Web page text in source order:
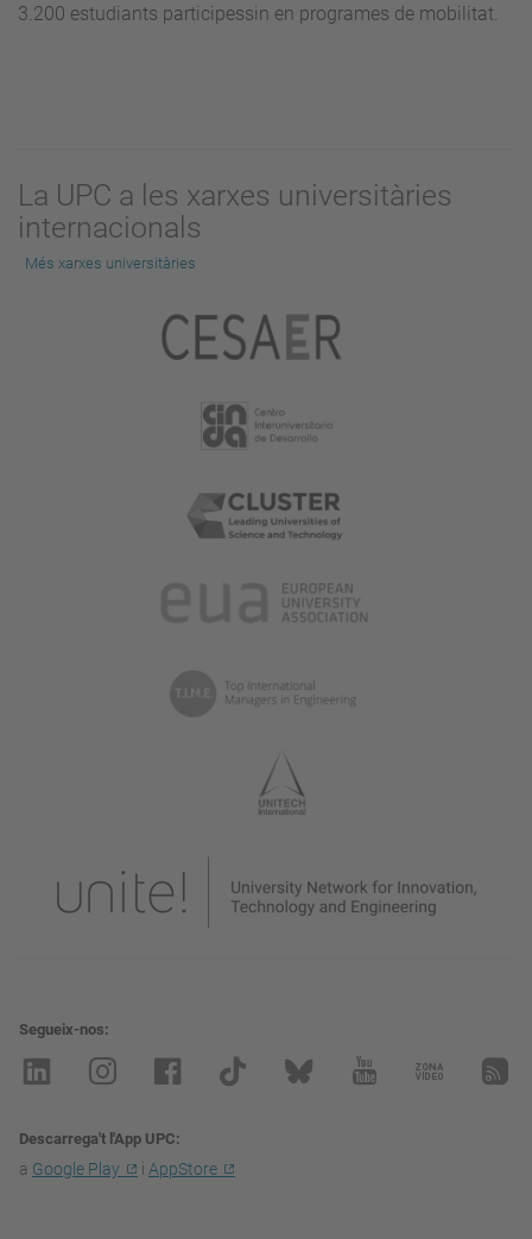
3.200 estudiants participessin en programes de mobilitat.
La UPC a les xarxes universitàries
internacionals
Més xarxes universitàries
Segueix-nos
Descarrega't l'App UPC
a Google Play i AppStore